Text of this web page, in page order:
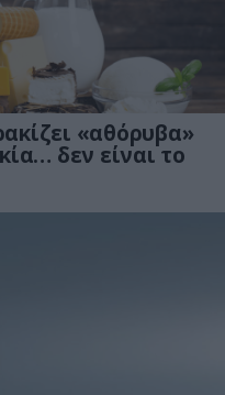
«αθόρυβα»
δεν είναι το